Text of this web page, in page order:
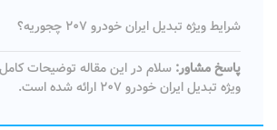
شرایط ویژه تبدیل ایران خودرو ۲۰۷ چجوریه؟
پاسخ مشاور: سلام در این مقاله توضیحات
ویژه تبدیل ایران خودرو ۲۰۷ ارائه شده است.